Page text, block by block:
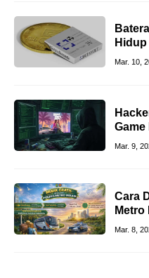
Mar. 10,
Game
Mar. 9,
Cara
Metro
Mar. 8,